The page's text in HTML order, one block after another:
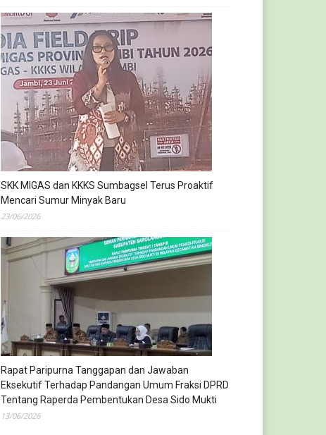
SKK MIGAS dan KKKS Sumbagsel Terus Proaktif
Mencari Sumur Minyak Baru
23/06/2026
Rapat Paripurna Tanggapan dan Jawaban
Eksekutif Terhadap Pandangan Umum Fraksi DPRD
Tentang Raperda Pembentukan Desa Sido Mukti
13/06/2026